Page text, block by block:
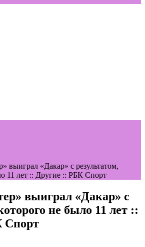
выиграл «Дакар» с результатом,
11 лет :: Другие :: РБК Спорт
выиграл «Дакар» с
не было 11 лет ::
Спорт